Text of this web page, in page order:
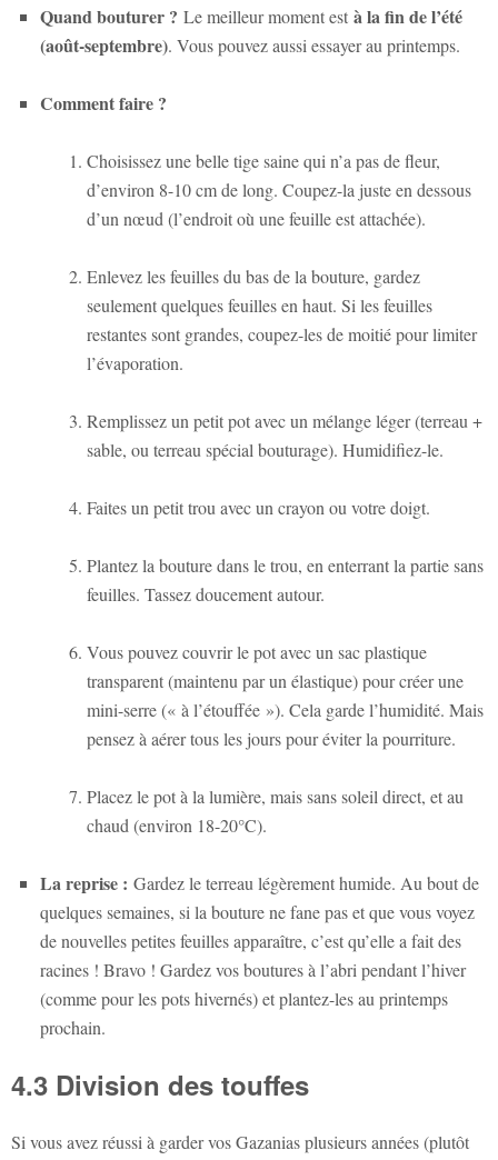
Quand bouturer ? Le meilleur moment est à la fin de l’été
(août-septembre). Vous pouvez aussi essayer au printemps.
Comment faire ?
Choisissez une belle tige saine qui n’a pas de fleur,
d’environ 8-10 cm de long. Coupez-la juste en dessous
d’un nœud (l’endroit où une feuille est attachée).
Enlevez les feuilles du bas de la bouture, gardez
seulement quelques feuilles en haut. Si les feuilles
restantes sont grandes, coupez-les de moitié pour limiter
l’évaporation.
Remplissez un petit pot avec un mélange léger (terreau +
sable, ou terreau spécial bouturage). Humidifiez-le.
Faites un petit trou avec un crayon ou votre doigt.
Plantez la bouture dans le trou, en enterrant la partie sans
feuilles. Tassez doucement autour.
Vous pouvez couvrir le pot avec un sac plastique
transparent (maintenu par un élastique) pour créer une
mini-serre (« à l’étouffée »). Cela garde l’humidité. Mais
pensez à aérer tous les jours pour éviter la pourriture.
Placez le pot à la lumière, mais sans soleil direct, et au
chaud (environ 18-20°C).
La reprise : Gardez le terreau légèrement humide. Au bout de
quelques semaines, si la bouture ne fane pas et que vous voyez
de nouvelles petites feuilles apparaître, c’est qu’elle a fait des
racines ! Bravo ! Gardez vos boutures à l’abri pendant l’hiver
(comme pour les pots hivernés) et plantez-les au printemps
prochain.
4.3 Division des touffes
Si vous avez réussi à garder vos Gazanias plusieurs années (plutôt